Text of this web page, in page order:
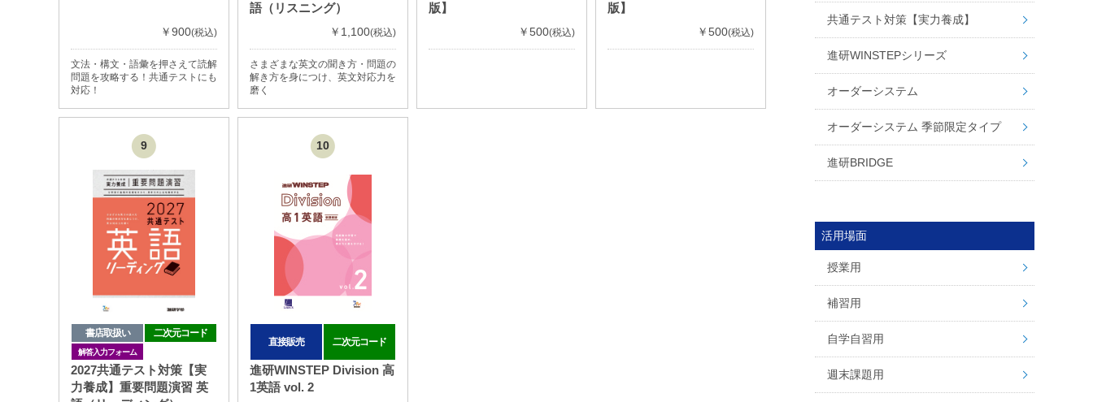
共通テスト対策【実力養成】
進研WINSTEPシリーズ
オーダーシステム
オーダーシステム 季節限定タイプ
進研BRIDGE
活用場面
授業用
補習用
自学自習用
週末課題用
￥900(税込)
文法・構文・語彙を押さえて読解
問題を攻略する！共通テストにも
対応！
語（リスニング）
￥1,100(税込)
さまざまな英文の聞き方・問題の
解き方を身につけ、英文対応力を
磨く
版】
￥500(税込)
版】
￥500(税込)
9
書店取扱い 二次元コード
解答入力フォーム
2027共通テスト対策【実
力養成】重要問題演習 英
10
直接販売 二次元コード
進研WINSTEP Division 高
1英語 vol. 2